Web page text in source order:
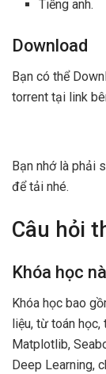
Tiếng anh.
Download
Bạn có thể
torrent tại link
Bạn nhớ là phải
để tải nhé.
Câu hỏi
Khóa học
Khóa học bao
liệu, từ toán
Matplotlib,
Deep Learning,